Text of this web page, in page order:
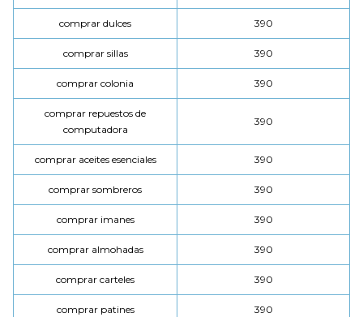
comprar dulces 390
comprar sillas 390
comprar colonia 390
comprar repuestos de
computadora
390
comprar aceites esenciales 390
comprar sombreros 390
comprar imanes 390
comprar almohadas 390
comprar carteles 390
comprar patines 390